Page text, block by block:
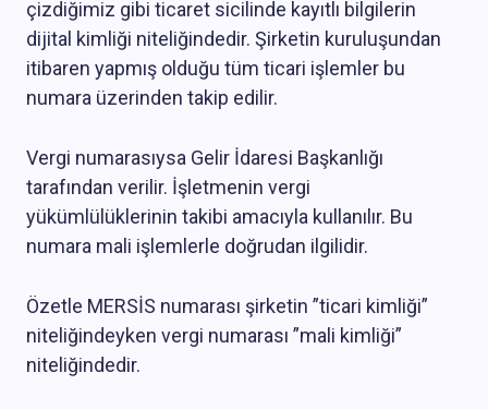
çizdiğimiz gibi ticaret sicilinde kayıtlı bilgilerin
dijital kimliği niteliğindedir. Şirketin kuruluşundan
itibaren yapmış olduğu tüm ticari işlemler bu
numara üzerinden takip edilir.
Vergi numarasıysa Gelir İdaresi Başkanlığı
tarafından verilir. İşletmenin vergi
yükümlülüklerinin takibi amacıyla kullanılır. Bu
numara mali işlemlerle doğrudan ilgilidir.
Özetle MERSİS numarası şirketin ”ticari kimliği”
niteliğindeyken vergi numarası ”mali kimliği”
niteliğindedir.